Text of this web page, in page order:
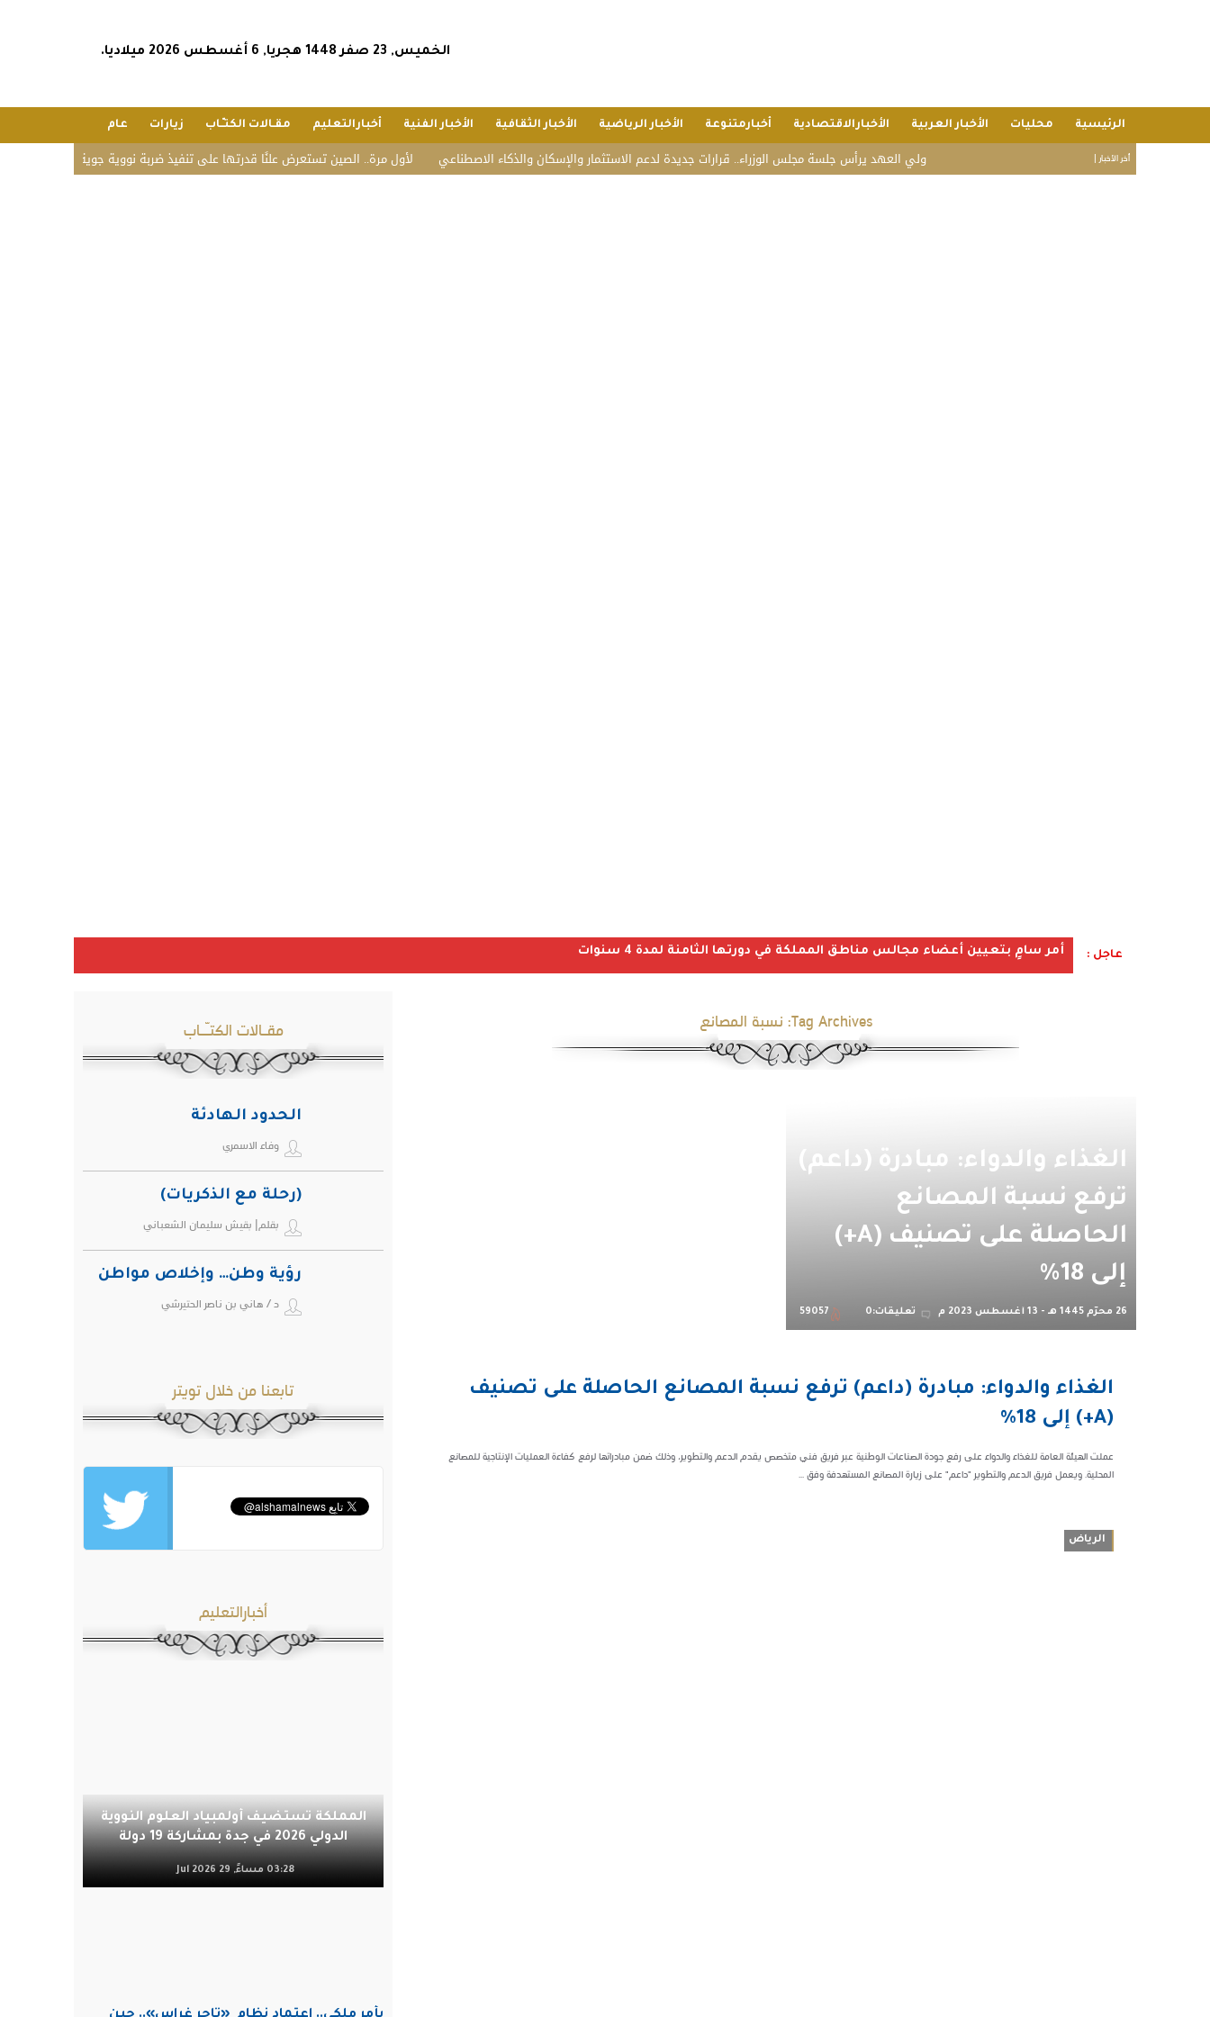
الخميس, 23 صفر 1448 هجريا, 6 أغسطس 2026 ميلاديا.
الرئيسية محليات الأخبار العربية الأخبارالاقتصادية أخبارمتنوعة الأخبار الرياضية الأخبار الثقافية الأخبار الفنية أخبارالتعليم مقـالات الكتـّـاب زيارات عام
أخر الأخبار | «زاتكا» تدعو لأول مرة.. الصين تستعرض علنًا قدرتها على تنفيذ ضربة نووية جوية ولي العهد يرأس جلسة مجلس الوزراء.. قرارات جديدة لدعم الاستثمار والإسكان والذكاء الاصطناعي
عاجل : أمر سامٍ بتعيين أعضاء مجالس مناطق المملكة في دورتها الثامنة لمدة 4 سنوات
Tag Archives: نسبة المصانع
الغذاء والدواء: مبادرة (داعم)
ترفع نسبة المصانع
الحاصلة على تصنيف (A+)
إلى 18%
26 محرّم 1445 هـ - 13 أغسطس 2023 م تعليقات:0 59057
الغذاء والدواء: مبادرة (داعم) ترفع نسبة المصانع الحاصلة على تصنيف
(A+) إلى 18%
عملت الهيئة العامة للغذاء والدواء على رفع جودة الصناعات الوطنية عبر فريق فني متخصص يقدم الدعم والتطوير، وذلك ضمن مبادراتها لرفع كفاءة العمليات الإنتاجية للمصانع
المحلية. ويعمل فريق الدعم والتطوير "داعم" على زيارة المصانع المستهدفة وفق ...
الرياض
مقـالات الكتـّـاب
الحدود الهادئة
وفاء الاسمري
(رحلة مع الذكريات)
بقلم| بقيش سليمان الشعباني
رؤية وطن… وإخلاص مواطن
د / هاني بن ناصر الحتيرشي
تابعنا من خلال تويتر
أخبارالتعليم
المملكة تستضيف أولمبياد العلوم النووية
الدولي 2026 في جدة بمشاركة 19 دولة
03:28 مساءً, 29 Jul 2026